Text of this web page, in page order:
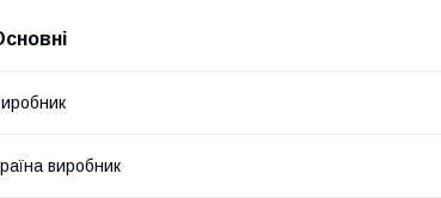
виробник